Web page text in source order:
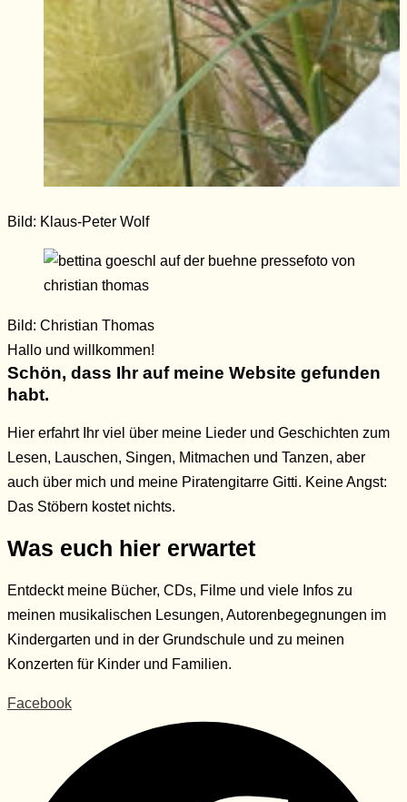
Bild: Klaus-Peter Wolf
Bild: Christian Thomas
Hallo und willkommen!
Schön, dass Ihr auf meine Website gefunden
habt.
Hier erfahrt Ihr viel über meine Lieder und Geschichten zum
Lesen, Lauschen, Singen, Mitmachen und Tanzen, aber
auch über mich und meine Piratengitarre Gitti. Keine Angst:
Das Stöbern kostet nichts.
Was euch hier erwartet
Entdeckt meine Bücher, CDs, Filme und viele Infos zu
meinen musikalischen Lesungen, Autorenbegegnungen im
Kindergarten und in der Grundschule und zu meinen
Konzerten für Kinder und Familien.
Facebook